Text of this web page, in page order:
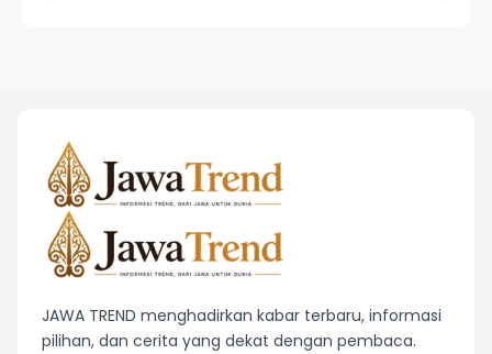
JAWA TREND menghadirkan kabar terbaru, informasi
pilihan, dan cerita yang dekat dengan pembaca.